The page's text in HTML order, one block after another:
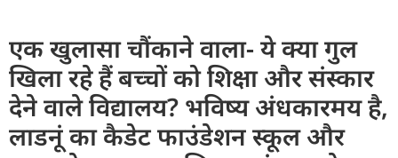
एक खुलासा चौंकाने वाला- ये क्या गुल
खिला रहे हैं बच्चों को शिक्षा और संस्कार
देने वाले विद्यालय? भविष्य अंधकारमय है,
लाडनूं का कैडेट फाउंडेशन स्कूल और